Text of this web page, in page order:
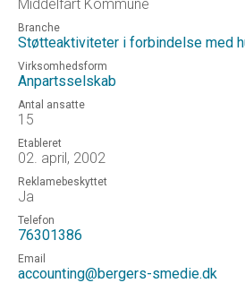
Middelfart Kommune
Branche
Støtteaktiviteter i forbindelse med
Virksomhedsform
Anpartsselskab
Antal ansatte
15
Etableret
02. april, 2002
Reklamebeskyttet
Ja
Telefon
76301386
Email
accounting@bergers-smedie.dk